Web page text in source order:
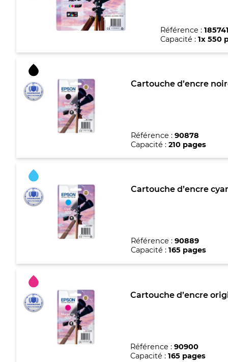
Référence : 185741
Capacité : 1x 550
Cartouche d’encre
Référence : 90878
Capacité : 210 pages
Cartouche d’encre
Référence : 90889
Capacité : 165 pages
Cartouche d’encre
Référence : 90900
Capacité : 165 pages